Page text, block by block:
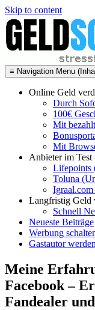
Skip to content
≡ Navigation Menu
Online Geld
Durch
100€
Mit
Mit
Anbieter im Test
Lifepoints
Toluna
Langfristig Geld
Schnell
Neueste Beiträge
Werbung
Gastautor werden
Meine
Facebook –
Fandealer